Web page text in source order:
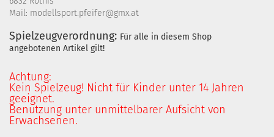
Mail: modellsport.pfeifer@gmx.at
Spielzeugverordnung: Für alle in diesem Shop
angebotenen Artikel gilt!
Achtung:
Kein Spielzeug! Nicht für Kinder unter 14 Jahren
geeignet.
Benutzung unter unmittelbarer Aufsicht von
Erwachsenen.